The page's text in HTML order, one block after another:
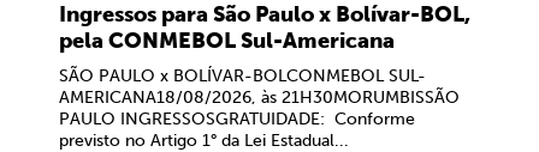
Ingressos para São Paulo x Bolívar-BOL,
pela CONMEBOL Sul-Americana
SÃO PAULO x BOLÍVAR-BOLCONMEBOL SUL-
AMERICANA18/08/2026, às 21H30MORUMBISSÃO
PAULO INGRESSOSGRATUIDADE: Conforme
previsto no Artigo 1° da Lei Estadual...